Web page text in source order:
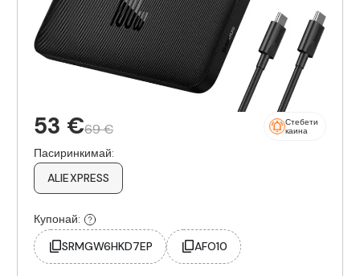
53 €69 €
Стебети
каина
Пасиринкимай:
ALIEXPRESS
Купонай:
SRMGW6HKD7EP
AFO10